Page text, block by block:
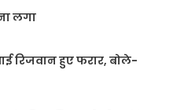
लगा
रिजवान हुए फरार, बोले-